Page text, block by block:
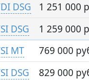
DSG
1 251 000
DSG
1 259 000
MT
769 000
DSG
829 000